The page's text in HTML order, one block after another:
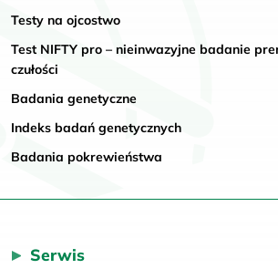
Testy na ojcostwo
Test NIFTY pro – nieinwazyjne badanie
czułości
Badania genetyczne
Indeks badań genetycznych
Badania pokrewieństwa
Serwis